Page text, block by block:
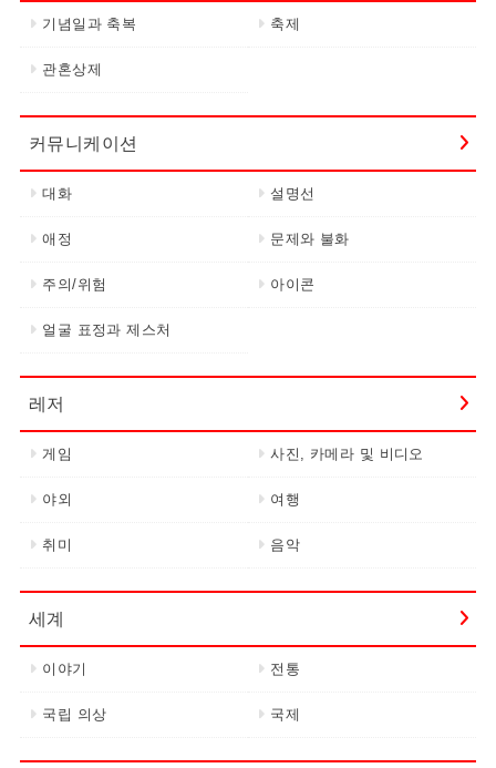
기념일과 축복 축제
관혼상제
커뮤니케이션
대화 설명선
애정 문제와 불화
주의/위험 아이콘
얼굴 표정과 제스처
레저
게임 사진, 카메라 및 비디오
야외 여행
취미 음악
세계
이야기 전통
국립 의상 국제